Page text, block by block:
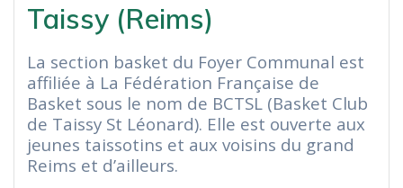
Taissy (Reims)
La section basket du Foyer Communal est
affiliée à La Fédération Française de
Basket sous le nom de BCTSL (Basket Club
de Taissy St Léonard). Elle est ouverte aux
jeunes taissotins et aux voisins du grand
Reims et d’ailleurs.